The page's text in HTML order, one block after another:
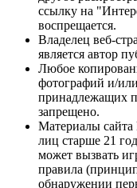
ссылку на
воспрещается.
Владелец веб-
является автор
Любое
фотографий и/
принадлежащих
запрещено.
Материалы сайта
лиц старше 21
может вызвать
правила
обнаружении